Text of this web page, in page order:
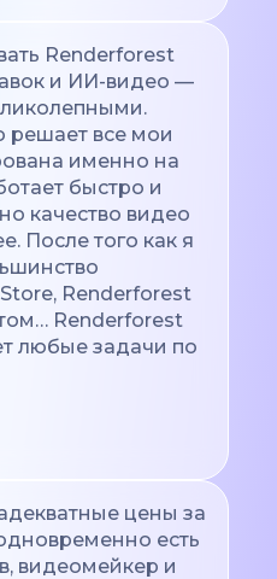
Renderforest
и ИИ-видео —
решает все мои
именно на
быстро и
качество видео
После того как я
Renderforest
Renderforest
любые задачи по
цены за
есть
видеомейкер и